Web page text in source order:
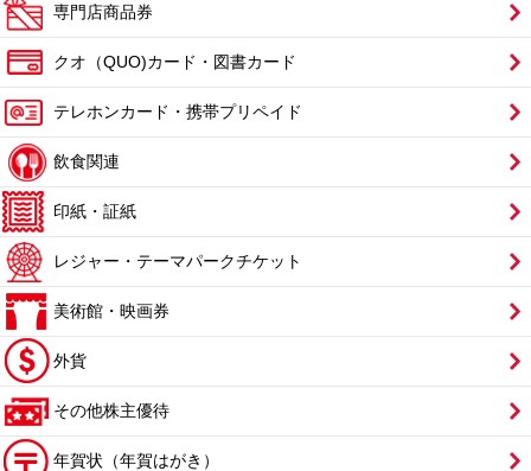
専門店商品券
クオ（QUO)カード・図書カード
テレホンカード・携帯プリペイド
飲食関連
印紙・証紙
レジャー・テーマパークチケット
美術館・映画券
外貨
その他株主優待
年賀状（年賀はがき）